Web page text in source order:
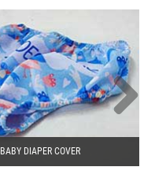
BABY DIAPER COVER